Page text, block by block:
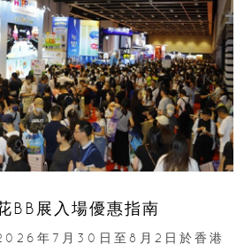
BB展入場優惠指南
年7月30日至8月2日於香港